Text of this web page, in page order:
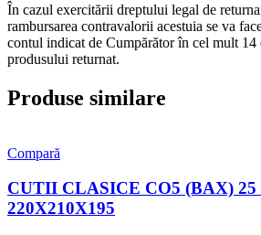
În cazul exercitării dreptului legal de
rambursarea contravalorii acestuia se va
contul indicat de Cumpărător în cel mult 14
produsului returnat.
Produse similare
Compară
CUTII CLASICE CO5 (BAX)
220X210X195